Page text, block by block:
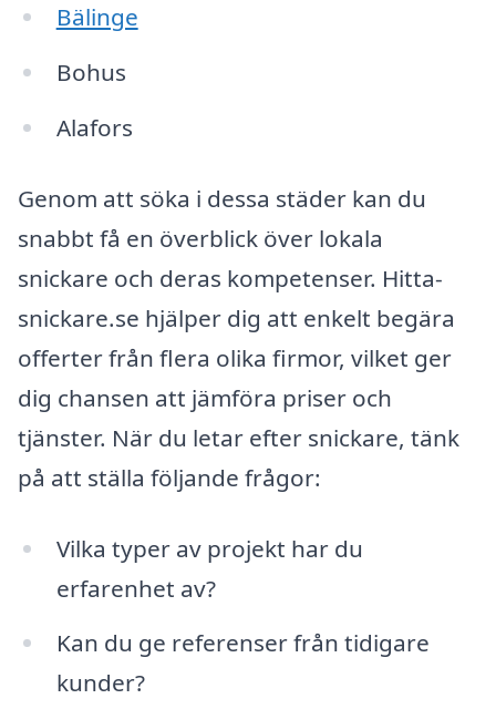
Bälinge
Bohus
Alafors
Genom att söka i dessa städer kan du
snabbt få en överblick över lokala
snickare och deras kompetenser. Hitta-
snickare.se hjälper dig att enkelt begära
offerter från flera olika firmor, vilket ger
dig chansen att jämföra priser och
tjänster. När du letar efter snickare, tänk
på att ställa följande frågor:
Vilka typer av projekt har du
erfarenhet av?
Kan du ge referenser från tidigare
kunder?